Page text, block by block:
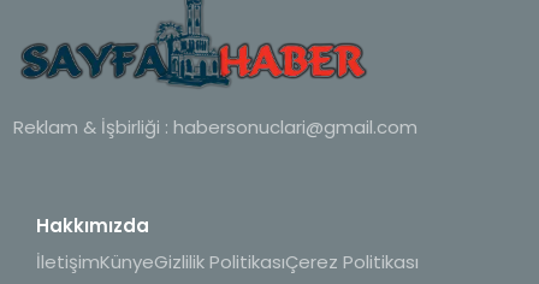
Reklam & İşbirliği : habersonuclari@gmail.com
Hakkımızda
İletişimKünyeGizlilik PolitikasıÇerez Politikası